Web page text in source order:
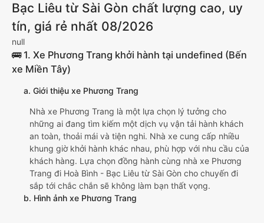
Bạc Liêu từ Sài Gòn chất lượng cao, uy
tín, giá rẻ nhất 08/2026
null
🚌 1. Xe Phương Trang khởi hành tại undefined (Bến
xe Miền Tây)
a. Giới thiệu xe Phương Trang
Nhà xe Phương Trang là một lựa chọn lý tưởng cho
những ai đang tìm kiếm một dịch vụ vận tải hành khách
an toàn, thoải mái và tiện nghi. Nhà xe cung cấp nhiều
khung giờ khởi hành khác nhau, phù hợp với nhu cầu của
khách hàng. Lựa chọn đồng hành cùng nhà xe Phương
Trang đi Hoà Bình - Bạc Liêu từ Sài Gòn cho chuyến đi
sắp tới chắc chắn sẽ không làm bạn thất vọng.
b. Hình ảnh xe Phương Trang